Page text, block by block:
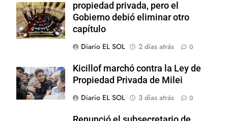
propiedad privada, pero el
Gobierno debió eliminar otro
capítulo
Diario EL SOL
2 días atrás 0
Kicillof marchó contra la Ley de
Propiedad Privada de Milei
Diario EL SOL
3 días atrás 0